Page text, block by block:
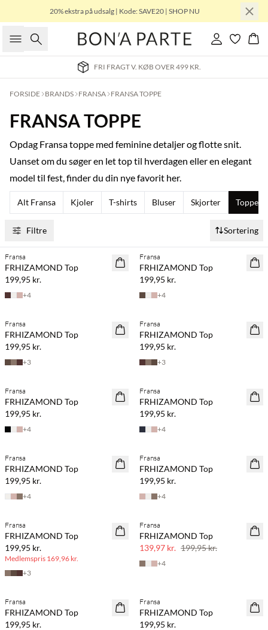
20% ekstra på udsalg | Kode: SAVE20 | SHOP NU
Søg Log ind
FRI FRAGT V. KØB OVER 499 KR.
FORSIDE BRANDS FRANSA FRANSA TOPPE
FRANSA TOPPE
Opdag Fransa toppe med feminine detaljer og flotte snit.
Uanset om du søger en let top til hverdagen eller en elegant
model til fest, finder du din nye favorit her.
Alt Fransa Kjoler T-shirts Bluser Skjorter Toppe
Filtre Sortering
NYHED
Fransa
FRHIZAMOND Top
199,95 kr.
+4
NYHED
Fransa
FRHIZAMOND Top
199,95 kr.
+4
NYHED
Fransa
FRHIZAMOND Top
199,95 kr.
+3
NYHED
Fransa
FRHIZAMOND Top
199,95 kr.
+3
NYHED
Fransa
FRHIZAMOND Top
199,95 kr.
+4
NYHED
Fransa
FRHIZAMOND Top
199,95 kr.
+4
NYHED
Fransa
FRHIZAMOND Top
199,95 kr.
+4
NYHED
Fransa
FRHIZAMOND Top
199,95 kr.
+4
Fransa
FRHIZAMOND Top
199,95 kr.
Medlemspris 169,96 kr.
+3
SAVE20
Fransa
FRHIZAMOND Top
139,97 kr. 199,95 kr.
+4
Fransa
FRHIZAMOND Top
199,95 kr.
Fransa
FRHIZAMOND Top
199,95 kr.